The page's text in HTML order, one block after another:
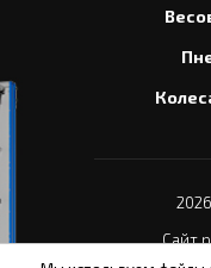
2026
Сайт